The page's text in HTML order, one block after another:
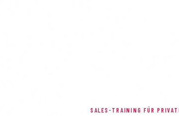
SALES-TRAINING FÜR